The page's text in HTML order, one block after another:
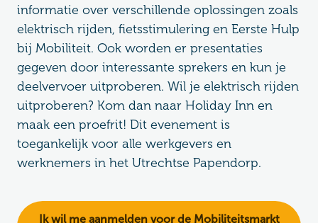
informatie over verschillende oplossingen zoals
elektrisch rijden, fietsstimulering en Eerste Hulp
bij Mobiliteit. Ook worden er presentaties
gegeven door interessante sprekers en kun je
deelvervoer uitproberen. Wil je elektrisch rijden
uitproberen? Kom dan naar Holiday Inn en
maak een proefrit! Dit evenement is
toegankelijk voor alle werkgevers en
werknemers in het Utrechtse Papendorp.
Ik wil me aanmelden voor de Mobiliteitsmarkt